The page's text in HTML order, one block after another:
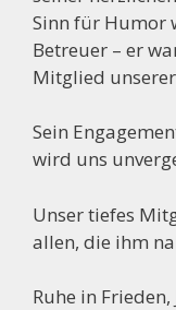
Sinn für Humor
Betreuer – er
Mitglied
Sein
wird uns
Unser tiefes
allen, die ihm
Ruhe in